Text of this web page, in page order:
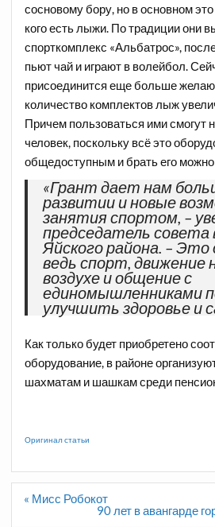
сосновому бору, но в основном
кого есть лыжи. По традиции они
спорткомплекс «Альбатрос»,
пьют чай и играют в волейбол.
присоединится еще больше
количество комплектов лыж
Причем пользоваться ими смогут
человек, поскольку всё это
общедоступным и брать его
«Грант дает нам
развитии и новые
занятия спортом, –
председатель совета
Яйского района. – Это
ведь спорт, движение
воздухе и общение с
единомышленниками
улучшить здоровье и
Как только будет приобретено
оборудование, в районе
шахматам и шашкам среди
Оригинал статьи
Навигация
« Мисс Робокот
90 лет в авангарде